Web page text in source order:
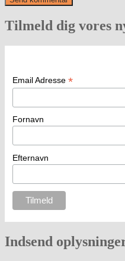
Tilmeld dig vores
Email Adresse *
Fornavn
Efternavn
Indsend